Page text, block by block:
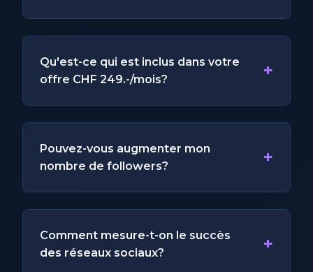
Qu'est-ce qui est inclus dans votre
offre CHF 249.-/mois?
+
Pouvez-vous augmenter mon
nombre de followers?
+
Comment mesure-t-on le succès
des réseaux sociaux?
+